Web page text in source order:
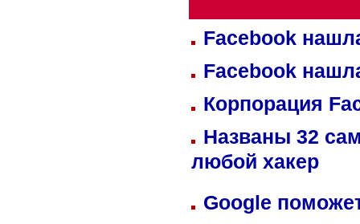
Facebook
Facebook
Корпорация
Названы 32
любой хакер
Google